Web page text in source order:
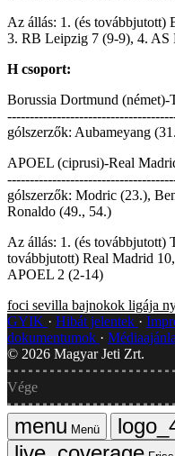
Az állás: 1. (és továbbjutott)
3. RB Leipzig 7 (9-9), 4. AS
H csoport:
Borussia Dortmund
gólszerzők: Aubameyang
APOEL (ciprusi)-Real
gólszerzők: Modric (23.),
Ronaldo (49., 54.)
Az állás: 1. (és továbbjutott)
továbbjutott) Real Madrid
APOEL 2 (2-14)
foci sevilla bajnokok ligája
GYIK
Hibát jelentek
dokumentumok
© 2026 Magyar Jeti Zrt.
Vége
Menü